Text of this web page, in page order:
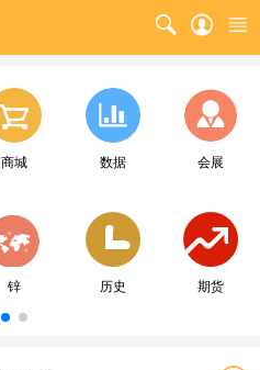
商城 数据 会展
锌 历史 期货